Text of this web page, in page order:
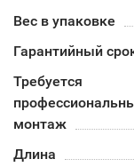
Вес в упаковке
Гарантийный
Требуется
монтаж
Длина